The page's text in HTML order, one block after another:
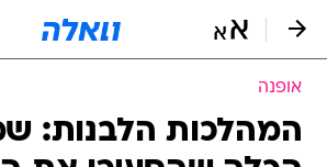
אופנה
המהלכות הלבנות: